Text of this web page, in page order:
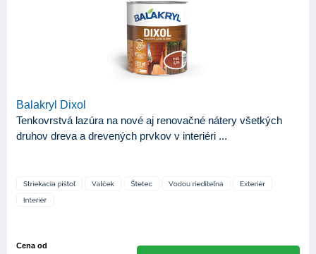
Balakryl Dixol
Tenkovrstvá lazúra na nové aj renovačné nátery všetkých
druhov dreva a drevených prvkov v interiéri ...
Cena od